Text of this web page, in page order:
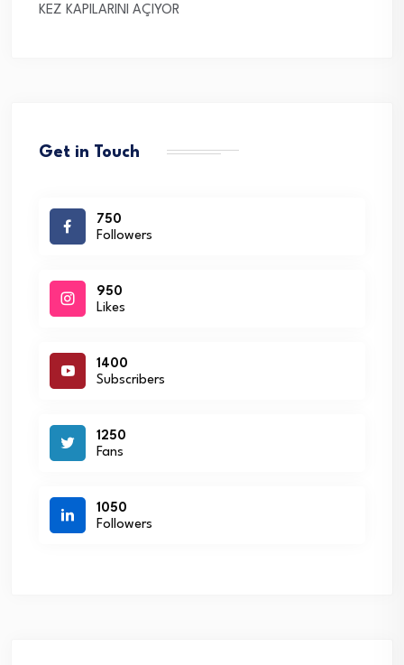
KEZ KAPILARINI AÇIYOR
Get in Touch
750
Followers
950
Likes
1400
Subscribers
1250
Fans
1050
Followers